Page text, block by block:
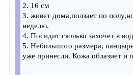
2. 16 см
3. живет дома,ползает по
неделю.
4. Посидит сколько захочет в
5. Небольшого размера,
уже принесли. Кожа облазиет и